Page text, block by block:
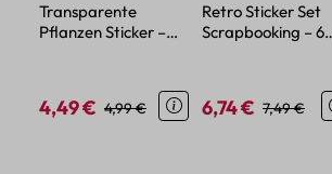
Transparente
Pflanzen Sticker –
Verkaufspreis:
4,49 € Regulärer Preis:
4,99 €
Retro Sticker Set
Scrapbooking – 6
Verkaufspreis:
6,74 € Regulärer
7,49 €